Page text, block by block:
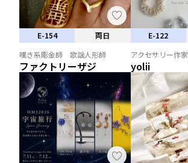
E-154
両日
嘆き系彫金師 歌謡人形師
ファクトリーザジ
E-122
アクセサリー作家
yolii